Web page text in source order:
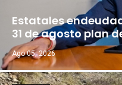
Ago 05, 2026
Estatales
31 de agosto plan